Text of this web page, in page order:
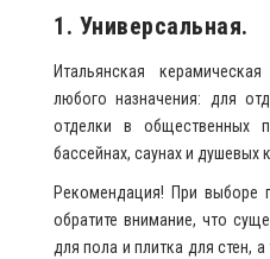
1. Универсальная.
Итальянская
любого назначения: для
отделки в общественных
бассейнах, саунах и душевых
Рекомендация! При выборе
обратите внимание, что
для пола и плитка для стен,